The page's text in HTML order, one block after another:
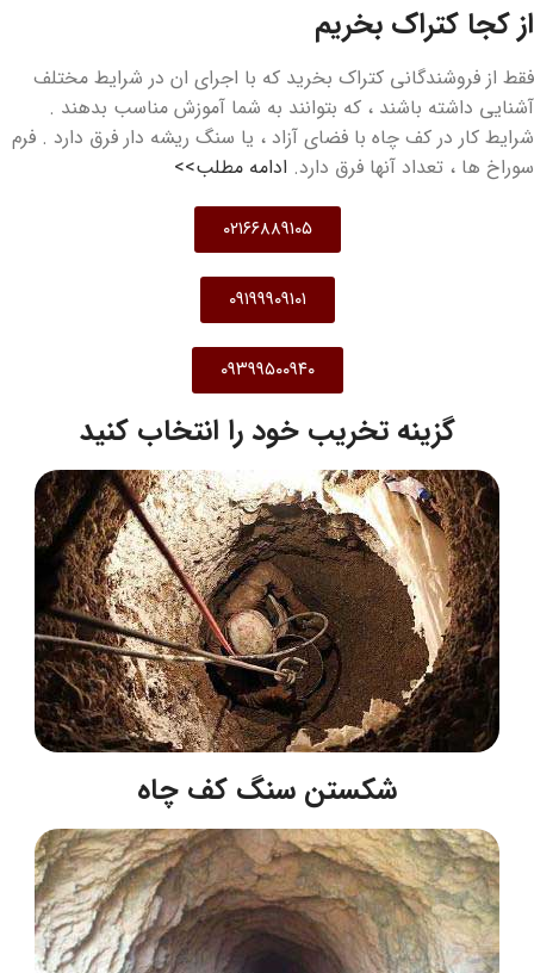
از کجا کتراک بخریم
فقط از فروشندگانی کتراک بخرید که با اجرای ان در شرایط مختلف
آشنایی داشته باشند ، که بتوانند به شما آموزش مناسب بدهند .
شرایط کار در کف چاه با فضای آزاد ، یا سنگ ریشه دار فرق دارد . فرم
سوراخ ها ، تعداد آنها فرق دارد. ادامه مطلب>>
۰۲۱۶۶۸۸۹۱۰۵
۰۹۱۹۹۹۰۹۱۰۱
۰۹۳۹۹۵۰۰۹۴۰
گزینه تخریب خود را انتخاب کنید
شکستن سنگ کف چاه